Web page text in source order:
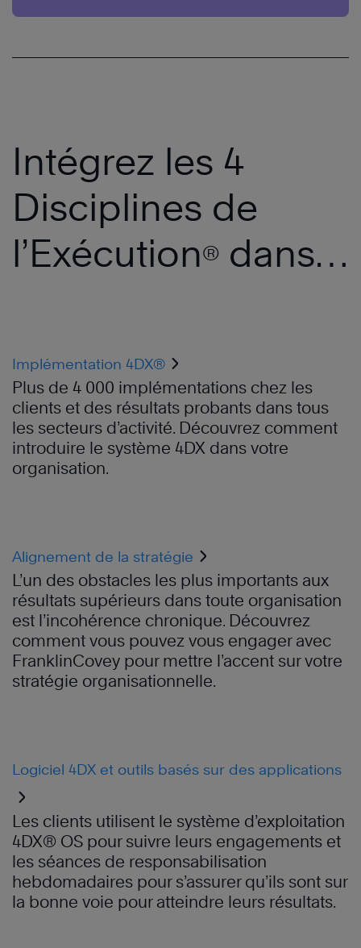
Intégrez les 4
Disciplines de
l’Exécution® dans
Implémentation 4DX®
Plus de 4 000 implémentations chez les
clients et des résultats probants dans tous
les secteurs d’activité. Découvrez comment
introduire le système 4DX dans votre
organisation.
Alignement de la stratégie
L’un des obstacles les plus importants aux
résultats supérieurs dans toute organisation
est l’incohérence chronique. Découvrez
comment vous pouvez vous engager avec
FranklinCovey pour mettre l’accent sur votre
stratégie organisationnelle.
Logiciel 4DX et outils basés sur des applications
Les clients utilisent le système d’exploitation
4DX® OS pour suivre leurs engagements et
les séances de responsabilisation
hebdomadaires pour s’assurer qu’ils sont sur
la bonne voie pour atteindre leurs résultats.